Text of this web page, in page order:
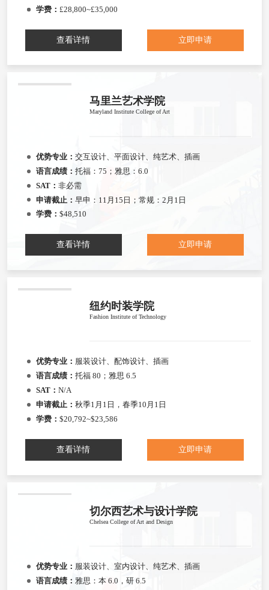
学费： £28,800~£35,000
查看详情 立即申请
马里兰艺术学院
Maryland Institute College of Art
优势专业： 交互设计、平面设计、纯艺术、插画
语言成绩： 托福：75；雅思：6.0
SAT： 非必需
申请截止： 早申：11月15日；常规：2月1日
学费： $48,510
查看详情 立即申请
纽约时装学院
Fashion Institute of Technology
优势专业： 服装设计、配饰设计、插画
语言成绩： 托福 80；雅思 6.5
SAT： N/A
申请截止： 秋季1月1日，春季10月1日
学费： $20,792~$23,586
查看详情 立即申请
切尔西艺术与设计学院
Chelsea College of Art and Design
优势专业： 服装设计、室内设计、纯艺术、插画
语言成绩： 雅思：本 6.0，研 6.5